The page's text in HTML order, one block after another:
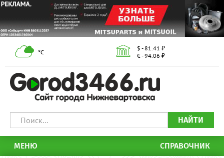
°С
$ - 81.41 ₽
€ - 94.06 ₽
НАЙТИ
МЕНЮ СПРАВОЧНИК